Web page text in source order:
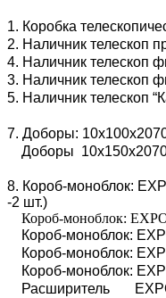
1. Коробка
2. Наличник
4. Наличник
3. Наличник
5. Наличник телескоп
7. Доборы:
Доборы
8. Короб-моноблок:
-2 шт.)
Короб-моноблок:
Короб-моноблок:
Короб-моноблок:
Короб-моноблок:
Расширитель